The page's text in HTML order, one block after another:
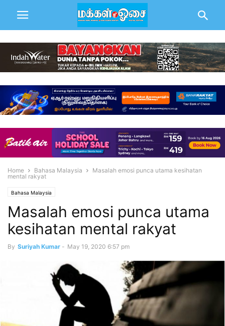
Home Bahasa Malaysia
Masalah emosi punca utama kesihatan
mental rakyat
Bahasa Malaysia
Masalah emosi punca utama
kesihatan mental rakyat
By Suriyah Kumar - May 19, 2020 6:57 pm